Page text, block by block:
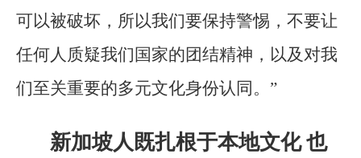
可以被破坏，所以我们要保持警惕，不要让
任何人质疑我们国家的团结精神，以及对我
们至关重要的多元文化身份认同。”
新加坡人既扎根于本地文化 也